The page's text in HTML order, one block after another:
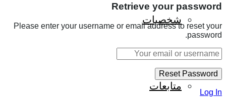
شخصيات
قراءات تاريخية
متابعات
Retrieve your password
Please enter your username or email address to reset your
password.
Log In